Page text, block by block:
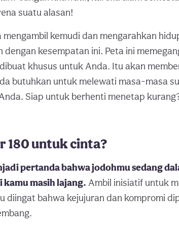
suatu alasan!
kemudi dan mengarahkan
kesempatan ini. Peta ini
khusus untuk Anda. Itu akan
butuhkan untuk melewati masa-masa
Siap untuk berhenti menetap
180 untuk cinta?
pertanda bahwa jodohmu sedang
kamu masih lajang. Ambil inisiatif untuk
diingat bahwa kejujuran dan kompromi